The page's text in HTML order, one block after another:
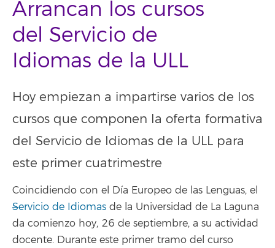
Arrancan los cursos
del Servicio de
Idiomas de la ULL
Hoy empiezan a impartirse varios de los
cursos que componen la oferta formativa
del Servicio de Idiomas de la ULL para
este primer cuatrimestre
Coincidiendo con el Día Europeo de las Lenguas, el
Servicio de Idiomas de la Universidad de La Laguna
da comienzo hoy, 26 de septiembre, a su actividad
docente. Durante este primer tramo del curso